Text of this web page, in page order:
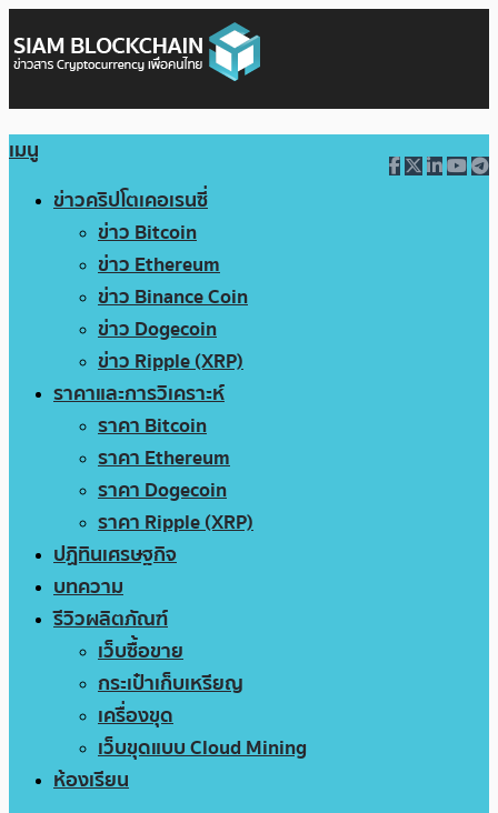
เมนู
ข่าวคริปโตเคอเรนซี่
ข่าว Bitcoin
ข่าว Ethereum
ข่าว Binance Coin
ข่าว Dogecoin
ข่าว Ripple (XRP)
ราคาและการวิเคราะห์
ราคา Bitcoin
ราคา Ethereum
ราคา Dogecoin
ราคา Ripple (XRP)
ปฏิทินเศรษฐกิจ
บทความ
รีวิวผลิตภัณฑ์
เว็บซื้อขาย
กระเป๋าเก็บเหรียญ
เครื่องขุด
เว็บขุดแบบ Cloud Mining
ห้องเรียน